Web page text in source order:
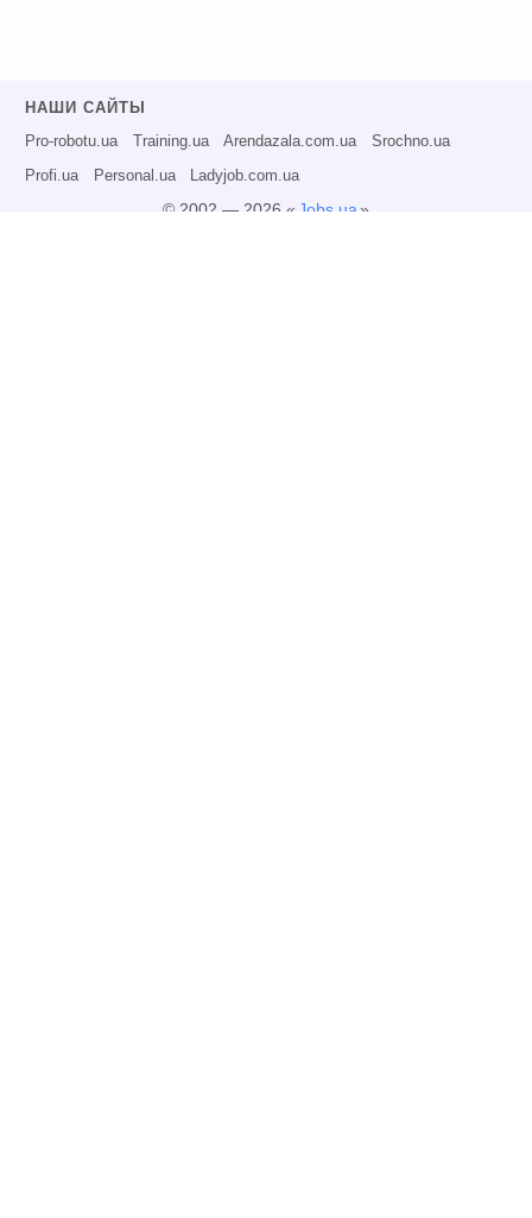
НАШИ САЙТЫ
Pro-robotu.ua Training.ua Arendazala.com.ua Srochno.ua
Profi.ua Personal.ua Ladyjob.com.ua
© 2002 — 2026 « Jobs.ua»